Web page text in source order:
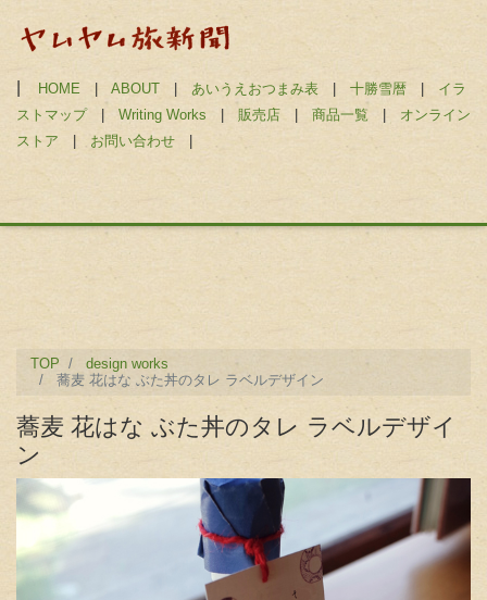
HOME | ABOUT | あいうえおつまみ表 | 十勝雪暦 | イラ
ストマップ| Writing Works | 販売店 | 商品一覧 | オンライン
ストア | お問い合わせ |
TOP
design works
蕎麦 花はな ぶた丼のタレ ラベルデザイン
蕎麦 花はな ぶた丼のタレ ラベルデザイ
ン